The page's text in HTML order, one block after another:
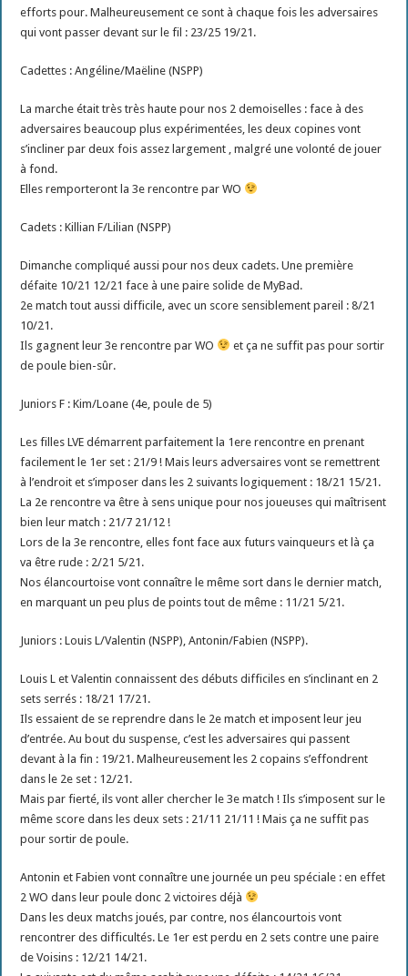
efforts pour. Malheureusement ce sont à chaque fois les adversaires
qui vont passer devant sur le fil : 23/25 19/21.
Cadettes : Angéline/Maëline (NSPP)
La marche était très très haute pour nos 2 demoiselles : face à des
adversaires beaucoup plus expérimentées, les deux copines vont
s’incliner par deux fois assez largement , malgré une volonté de jouer
à fond.
Elles remporteront la 3e rencontre par WO
Cadets : Killian F/Lilian (NSPP)
Dimanche compliqué aussi pour nos deux cadets. Une première
défaite 10/21 12/21 face à une paire solide de MyBad.
2e match tout aussi difficile, avec un score sensiblement pareil : 8/21
10/21.
Ils gagnent leur 3e rencontre par WO
et ça ne suffit pas pour sortir
de poule bien-sûr.
Juniors F : Kim/Loane (4e, poule de 5)
Les filles LVE démarrent parfaitement la 1ere rencontre en prenant
facilement le 1er set : 21/9 ! Mais leurs adversaires vont se remettrent
à l’endroit et s’imposer dans les 2 suivants logiquement : 18/21 15/21.
La 2e rencontre va être à sens unique pour nos joueuses qui maîtrisent
bien leur match : 21/7 21/12 !
Lors de la 3e rencontre, elles font face aux futurs vainqueurs et là ça
va être rude : 2/21 5/21.
Nos élancourtoise vont connaître le même sort dans le dernier match,
en marquant un peu plus de points tout de même : 11/21 5/21.
Juniors : Louis L/Valentin (NSPP), Antonin/Fabien (NSPP).
Louis L et Valentin connaissent des débuts difficiles en s’inclinant en 2
sets serrés : 18/21 17/21.
Ils essaient de se reprendre dans le 2e match et imposent leur jeu
d’entrée. Au bout du suspense, c’est les adversaires qui passent
devant à la fin : 19/21. Malheureusement les 2 copains s’effondrent
dans le 2e set : 12/21.
Mais par fierté, ils vont aller chercher le 3e match ! Ils s’imposent sur le
même score dans les deux sets : 21/11 21/11 ! Mais ça ne suffit pas
pour sortir de poule.
Antonin et Fabien vont connaître une journée un peu spéciale : en effet
2 WO dans leur poule donc 2 victoires déjà
Dans les deux matchs joués, par contre, nos élancourtois vont
rencontrer des difficultés. Le 1er est perdu en 2 sets contre une paire
de Voisins : 12/21 14/21.